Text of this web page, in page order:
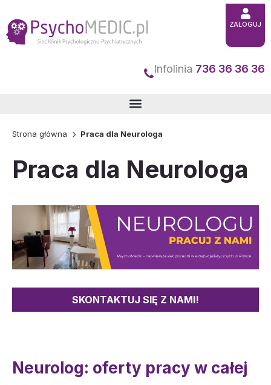
do
treści
Infolinia 736 36 36 36
ZALOGUJ
Strona główna Praca dla Neurologa
Praca dla Neurologa
SKONTAKTUJ SIĘ Z NAMI!
Neurolog: oferty pracy w całej